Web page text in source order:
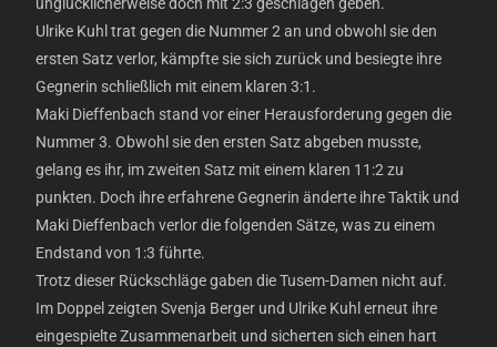
Ulrike Kuhl trat gegen die Nummer 2 an und obwohl sie den
ersten Satz verlor, kämpfte sie sich zurück und besiegte ihre
Gegnerin schließlich mit einem klaren 3:1.
Maki Dieffenbach stand vor einer Herausforderung gegen die
Nummer 3. Obwohl sie den ersten Satz abgeben musste,
gelang es ihr, im zweiten Satz mit einem klaren 11:2 zu
punkten. Doch ihre erfahrene Gegnerin änderte ihre Taktik und
Maki Dieffenbach verlor die folgenden Sätze, was zu einem
Endstand von 1:3 führte.
Trotz dieser Rückschläge gaben die Tusem-Damen nicht auf.
Im Doppel zeigten Svenja Berger und Ulrike Kuhl erneut ihre
eingespielte Zusammenarbeit und sicherten sich einen hart